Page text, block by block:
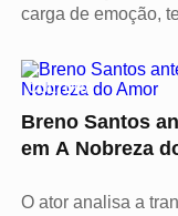
carga de emoção,
CULTURA
Breno Santos
em A Nobreza
O ator analisa a